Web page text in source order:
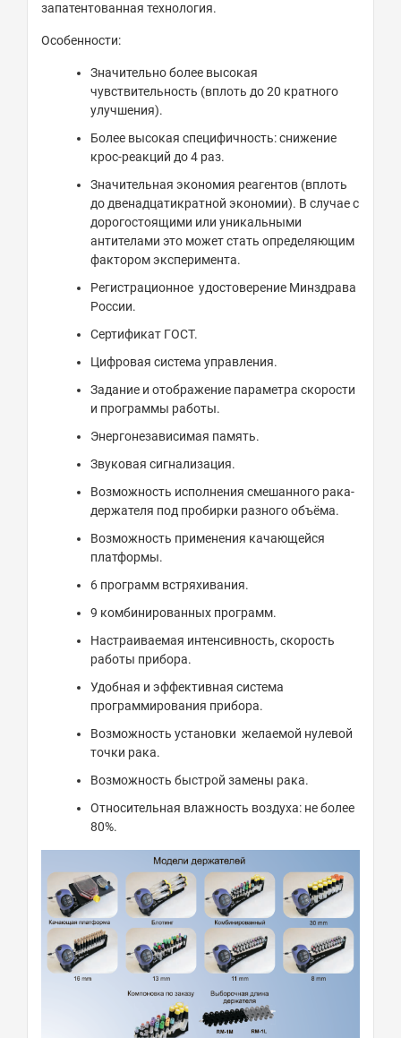
запатентованная технология.
Особенности:
Значительно более высокая
чувствительность (вплоть до 20 кратного
улучшения).
Более высокая специфичность: снижение
крос-реакций до 4 раз.
Значительная экономия реагентов (вплоть
до двенадцатикратной экономии). В случае с
дорогостоящими или уникальными
антителами это может стать определяющим
фактором эксперимента.
Регистрационное удостоверение Минздрава
России.
Сертификат ГОСТ.
Цифровая система управления.
Задание и отображение параметра скорости
и программы работы.
Энергонезависимая память.
Звуковая сигнализация.
Возможность исполнения смешанного рака-
держателя под пробирки разного объёма.
Возможность применения качающейся
платформы.
6 программ встряхивания.
9 комбинированных программ.
Настраиваемая интенсивность, скорость
работы прибора.
Удобная и эффективная система
программирования прибора.
Возможность установки желаемой нулевой
точки рака.
Возможность быстрой замены рака.
Относительная влажность воздуха: не более
80%.